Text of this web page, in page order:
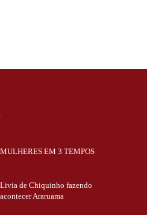
MULHERES EM 3 TEMPOS
Livia de Chiquinho fazendo
acontecer Araruama